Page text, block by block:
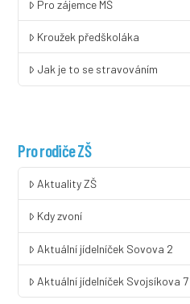
Pro zájemce MŠ
Kroužek předškoláka
Jak je to se stravováním
Pro rodiče ZŠ
Aktuality ZŠ
Kdy zvoní
Aktuální jídelníček Sovova 2
Aktuální jídelníček Svojsíkova 7